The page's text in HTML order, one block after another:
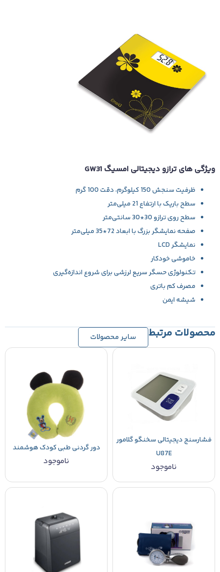
ویژگی های ترازو دیجیتالی امسیگ GW31
ظرفیت سنجش 150 کیلوگرم، دقت 100 گرم
سطح باریک با ارتفاع 21 میلی‌متر
سطح روی ترازو 30*30 سانتی‌متر
صفحه نمایشگر بزرگ با ابعاد 72*35 میلی‌متر
نمایشگر LCD
خاموشی خودکار
تکنولوژی حسگر سریع لرزشی برای شروع اندازه‌گیری
مصرف کم باتری
شیشه ایمن
محصولات مرتبط سایر محصولات
فشارسنج دیجیتالی سخنگو گلامور
U87E
ناموجود
دور گردنی طبی کودک هوشمند
ناموجود